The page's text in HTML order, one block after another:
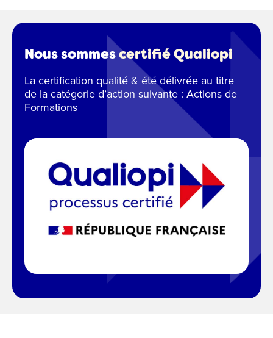
Nous sommescertifié Qualiopi
La certification qualité & été délivrée au titre
de la catégorie d’action suivante : Actions de
Formations